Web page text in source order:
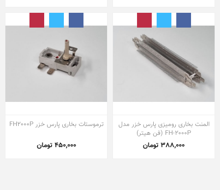
المنت بخاری رومیزی پارس خزر مدل
FH-2000P (فن هیتر)
388,000 تومان
ترموستات بخاری پارس خزر FH2000P
450,000 تومان